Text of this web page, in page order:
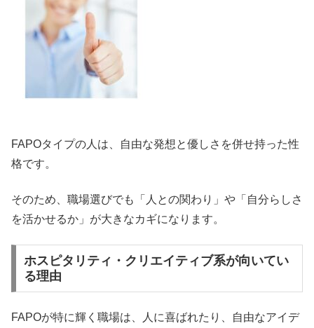
FAPOタイプの人は、自由な発想と優しさを併せ持った性
格です。
そのため、職場選びでも「人との関わり」や「自分らしさ
を活かせるか」が大きなカギになります。
ホスピタリティ・クリエイティブ系が向いてい
る理由
FAPOが特に輝く職場は、人に喜ばれたり、自由なアイデ